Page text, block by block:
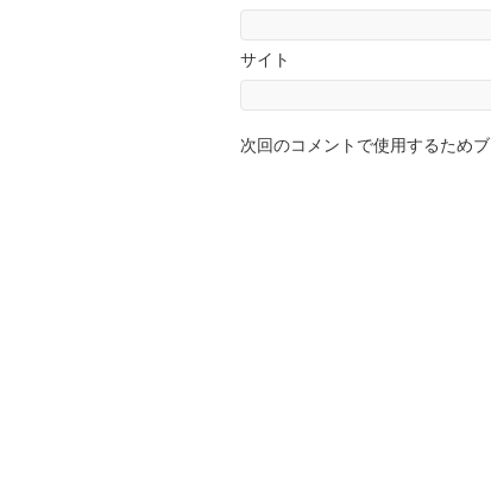
サイト
次回のコメントで使用するため